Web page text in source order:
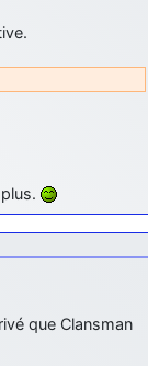
que Clansman